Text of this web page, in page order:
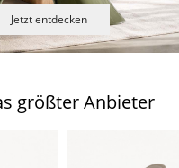
größter Anbieter
Jetzt entdecken